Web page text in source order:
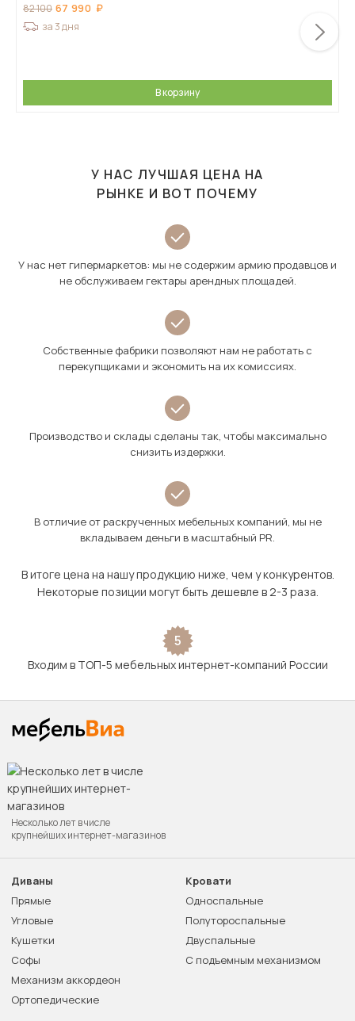
82 100 67 990
за 3 дня
В корзину
У НАС ЛУЧШАЯ ЦЕНА НА
РЫНКЕ И ВОТ ПОЧЕМУ
У нас нет гипермаркетов: мы не содержим армию продавцов и
не обслуживаем гектары арендных площадей.
Собственные фабрики позволяют нам не работать с
перекупщиками и экономить на их комиссиях.
Производство и склады сделаны так, чтобы максимально
снизить издержки.
В отличие от раскрученных мебельных компаний, мы не
вкладываем деньги в масштабный PR.
В итоге цена на нашу продукцию ниже, чем у конкурентов.
Некоторые позиции могут быть дешевле в 2-3 раза.
5
Входим в ТОП-5 мебельных интернет-компаний России
Несколько лет в числе
крупнейших интернет-магазинов
Диваны
Прямые
Угловые
Кушетки
Софы
Механизм аккордеон
Ортопедические
Кровати
Односпальные
Полутороспальные
Двуспальные
С подъемным механизмом